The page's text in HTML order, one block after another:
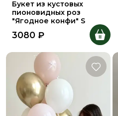
Букет из кустовых
пионовидных роз
"Ягодное конфи" S
3080 ₽